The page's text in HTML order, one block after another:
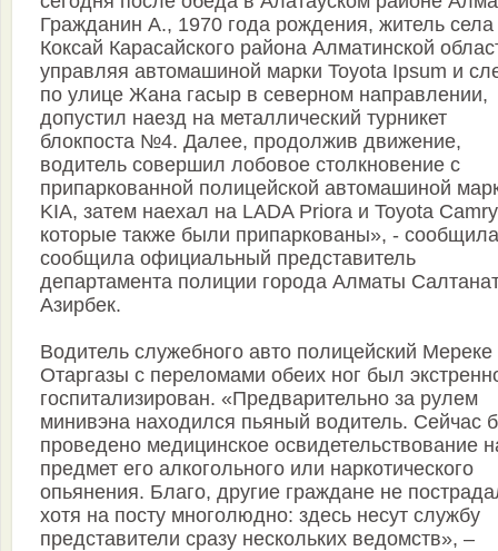
Гражданин А., 1970 года рождения, житель села
Коксай Карасайского района Алматинской
управляя автомашиной марки Toyota Ipsum и
по улице Жана гасыр в северном направлении,
допустил наезд на металлический турникет
блокпоста №4. Далее, продолжив движение,
водитель совершил лобовое столкновение с
припаркованной полицейской автомашиной
KIA, затем наехал на LADA Priora и Toyota
которые также были припаркованы», - сообщила
сообщила официальный представитель
департамента полиции города Алматы
Азирбек.
Водитель служебного авто полицейский Мереке
Отаргазы с переломами обеих ног был
госпитализирован. «Предварительно за рулем
минивэна находился пьяный водитель. Сейчас
проведено медицинское освидетельствование
предмет его алкогольного или наркотического
опьянения. Благо, другие граждане не
хотя на посту многолюдно: здесь несут службу
представители сразу нескольких ведомств», –